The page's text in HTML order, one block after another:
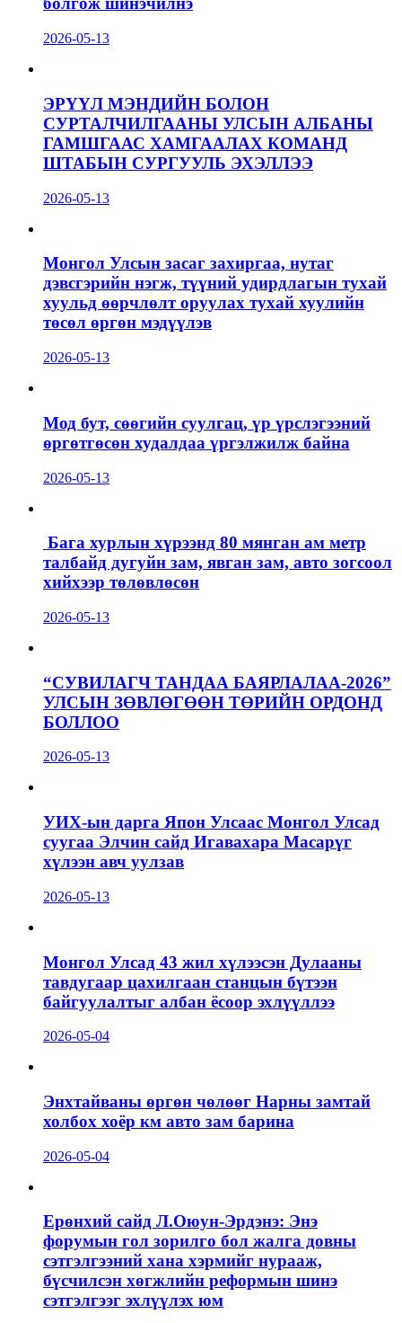
2026-05-13
ЭРҮҮЛ МЭНДИЙН БОЛОН
СУРТАЛЧИЛГААНЫ УЛСЫН АЛБАНЫ
ГАМШГААС ХАМГААЛАХ КОМАНД
ШТАБЫН СУРГУУЛЬ ЭХЭЛЛЭЭ
2026-05-13
Монгол Улсын засаг захиргаа, нутаг
дэвсгэрийн нэгж, түүний удирдлагын тухай
хуульд өөрчлөлт оруулах тухай хуулийн
төсөл өргөн мэдүүлэв
2026-05-13
Мод бут, сөөгийн суулгац, үр үрслэгээний
өргөтгөсөн худалдаа үргэлжилж байна
2026-05-13
Бага хурлын хүрээнд 80 мянган ам метр
талбайд дугуйн зам, явган зам, авто зогсоол
хийхээр төлөвлөсөн
2026-05-13
“СУВИЛАГЧ ТАНДАА БАЯРЛАЛАА-2026”
УЛСЫН ЗӨВЛӨГӨӨН ТӨРИЙН ОРДОНД
БОЛЛОО
2026-05-13
УИХ-ын дарга Япон Улсаас Монгол Улсад
суугаа Элчин сайд Игавахара Масарүг
хүлээн авч уулзав
2026-05-13
Монгол Улсад 43 жил хүлээсэн Дулааны
тавдугаар цахилгаан станцын бүтээн
байгуулалтыг албан ёсоор эхлүүллээ
2026-05-04
Энхтайваны өргөн чөлөөг Нарны замтай
холбох хоёр км авто зам барина
2026-05-04
Ерөнхий сайд Л.Оюун-Эрдэнэ: Энэ
форумын гол зорилго бол жалга довны
сэтгэлгээний хана хэрмийг нурааж,
бүсчилсэн хөгжлийн реформын шинэ
сэтгэлгээг эхлүүлэх юм